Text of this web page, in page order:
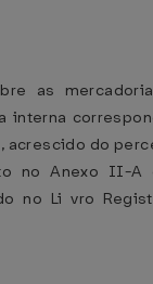
as
interna
acrescido do
no Anexo II-A
no Li vro